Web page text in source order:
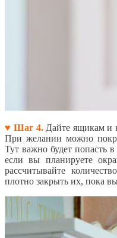
♥ Шаг 4.Дайте ящикам и
При желании можно
Тут важно будет попасть
если вы планируете
рассчитывайте
плотно закрыть их, пока